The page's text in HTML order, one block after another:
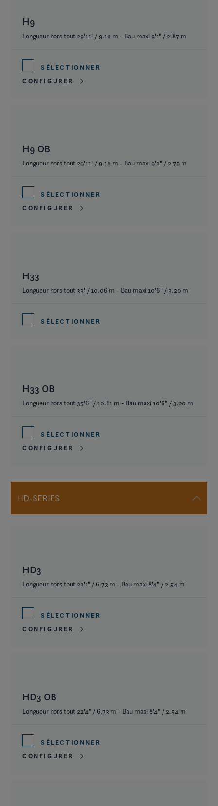
H9
Longueur hors tout 29'11" / 9.10 m - Bau maxi 9'1" / 2.87 m
SÉLECTIONNER
CONFIGURER
H9 OB
Longueur hors tout 29'11" / 9.10 m - Bau maxi 9'2" / 2.79 m
SÉLECTIONNER
CONFIGURER
H33
Longueur hors tout 33' / 10.06 m - Bau maxi 10'6" / 3.20 m
SÉLECTIONNER
H33 OB
Longueur hors tout 35'6" / 10.81 m - Bau maxi 10'6" / 3.20 m
SÉLECTIONNER
CONFIGURER
HD-SERIES
HD3
Longueur hors tout 22'1" / 6.73 m - Bau maxi 8'4" / 2.54 m
SÉLECTIONNER
CONFIGURER
HD3 OB
Longueur hors tout 22'4" / 6.73 m - Bau maxi 8'4" / 2.54 m
SÉLECTIONNER
CONFIGURER